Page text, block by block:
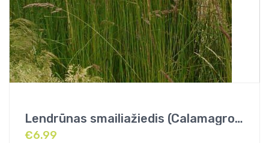
Lendrūnas smailiažiedis (Calamagrostis x acutiflora) „Karl Foerster”
€6.99